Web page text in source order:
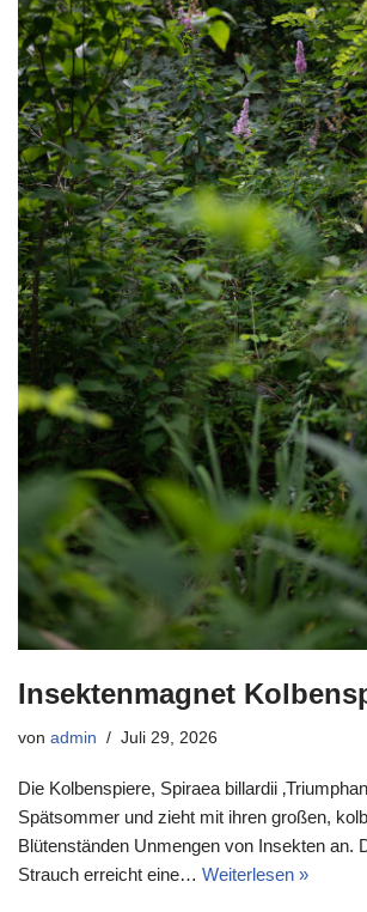
Insektenmagnet
von admin Juli 29, 2026
Die Kolbenspiere, Spiraea billardii
Spätsommer und zieht mit ihren großen,
Blütenständen Unmengen von Insekten an.
Strauch erreicht eine… Weiterlesen »